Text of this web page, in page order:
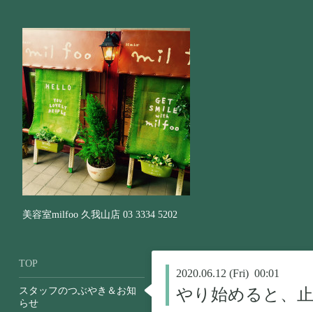
美容室milfoo 久我山店 03 3334 5202
2020.06.12 (Fri) 00:01
やり始めると、
TOP
スタッフのつぶやき＆お知
らせ